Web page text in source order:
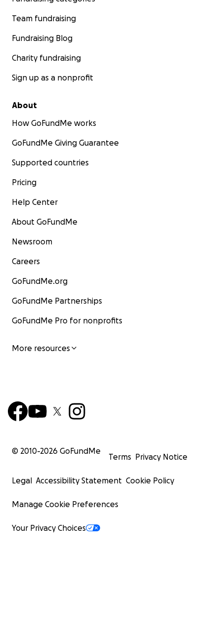
Team fundraising
Fundraising Blog
Charity fundraising
Sign up as a nonprofit
About
How GoFundMe works
GoFundMe Giving Guarantee
Supported countries
Pricing
Help Center
About GoFundMe
Newsroom
Careers
GoFundMe.org
GoFundMe Partnerships
GoFundMe Pro for nonprofits
More resources
© 2010-2026 GoFundMe
Terms Privacy Notice
Legal Accessibility Statement Cookie Policy
Manage Cookie Preferences
Your Privacy Choices